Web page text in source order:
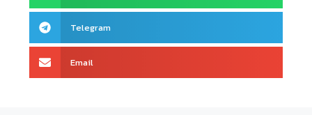
Telegram
Email